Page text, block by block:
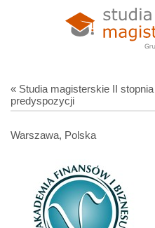
« Studia magisterskie II
predyspozycji
Warszawa, Polska